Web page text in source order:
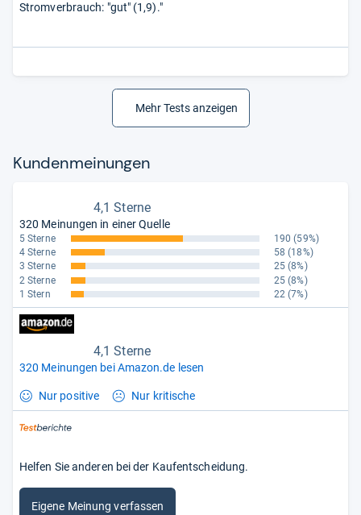
Stromverbrauch: "gut" (1,9)."
Mehr Tests anzeigen
Kun­den­mei­nun­gen
4,1 Sterne
320 Meinungen in einer Quelle
5 Sterne 190 (59%)
4 Sterne
58 (18%)
3 Sterne
25 (8%)
2 Sterne
25 (8%)
1 Stern
22 (7%)
4,1 Sterne
320 Meinungen bei Amazon.de lesen
Nur positive Nur kritische
Helfen Sie anderen bei der Kaufentscheidung.
Eigene Meinung verfassen